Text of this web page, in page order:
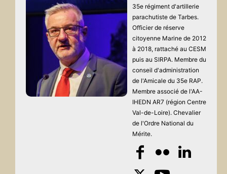
35e régiment d'artillerie
parachutiste de Tarbes.
Officier de réserve
citoyenne Marine de 2012
à 2018, rattaché au CESM
puis au SIRPA. Membre du
conseil d'administration
de l'Amicale du 35e RAP.
Membre associé de l'AA-
IHEDN AR7 (région Centre
Val-de-Loire). Chevalier
de l'Ordre National du
Mérite.